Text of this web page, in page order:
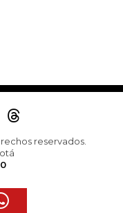
reservados.